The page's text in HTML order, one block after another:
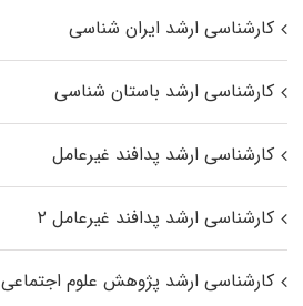
کارشناسی ارشد ایران شناسی
کارشناسی ارشد باستان شناسی
کارشناسی ارشد پدافند غیرعامل
کارشناسی ارشد پدافند غیرعامل ۲
کارشناسی ارشد پژوهش علوم اجتماعی